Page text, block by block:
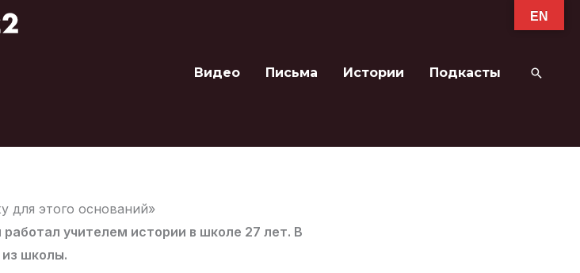
Видео Письма Истории Подкасты Поиск
для этого оснований»
учителем истории в школе 27 лет. В
школы.
EN